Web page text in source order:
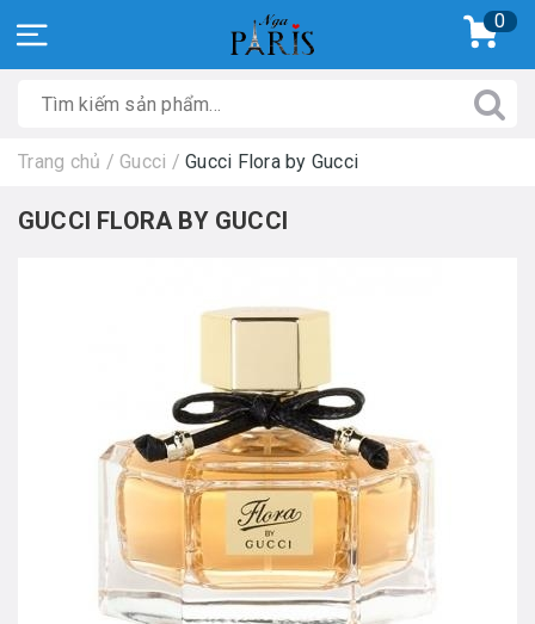
0
Trang chủ / Gucci / Gucci Flora by Gucci
GUCCI FLORA BY GUCCI